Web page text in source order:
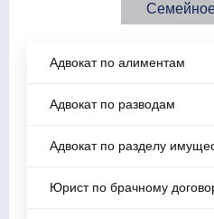
Адвокат по алиментам
Адвокат по разводам
Адвокат по разделу
Юрист по брачному